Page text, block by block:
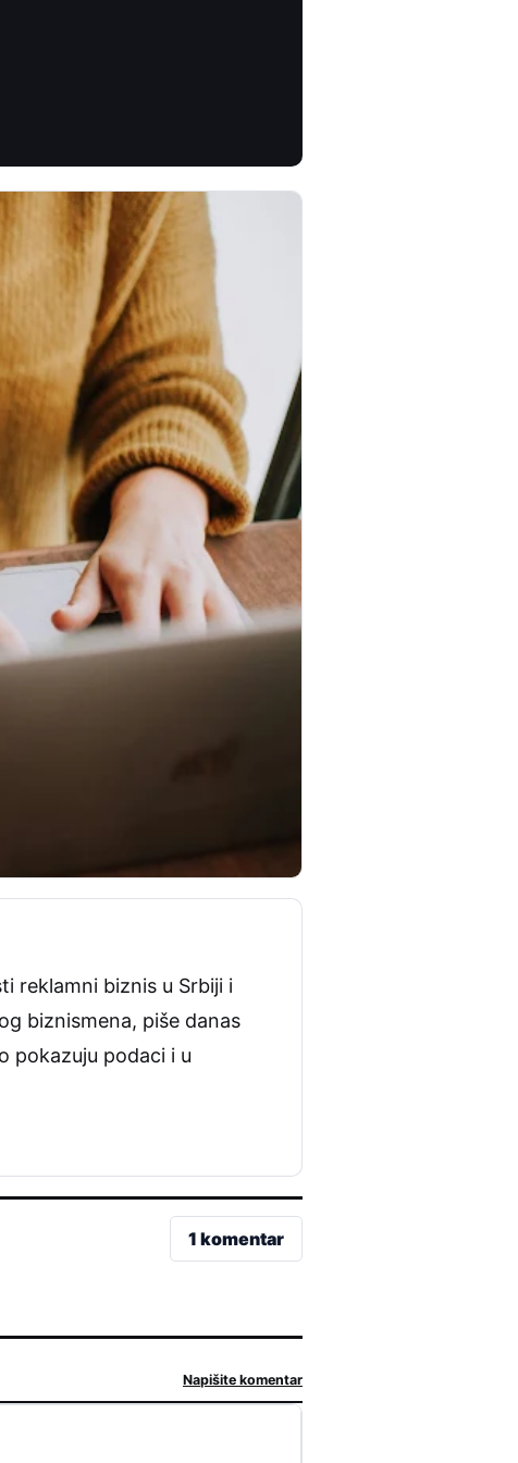
reklamni biznis u Srbiji i
biznismena, piše danas
pokazuju podaci i u
1 komentar
Napišite komentar